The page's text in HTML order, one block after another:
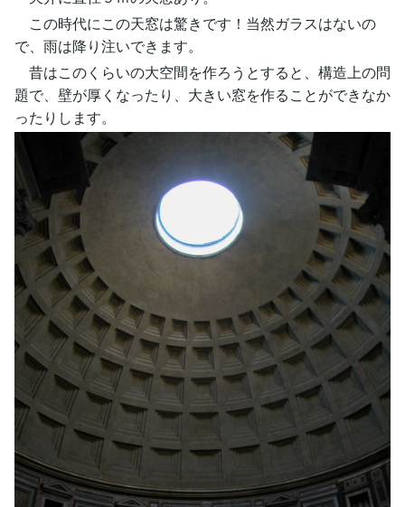
この時代にこの天窓は驚きです！当然ガラスはないの
で、雨は降り注いできます。
昔はこのくらいの大空間を作ろうとすると、構造上の問
題で、壁が厚くなったり、大きい窓を作ることができなか
ったりします。